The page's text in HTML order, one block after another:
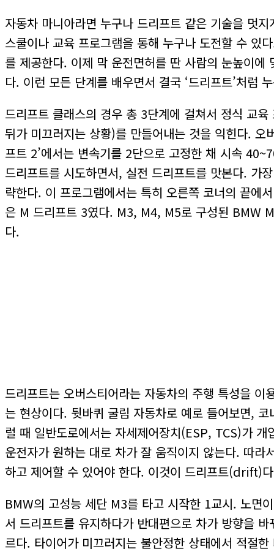
자동차 마니아라면 누구나 드리프트 같은 기술을 멋
스쿨이나 교육 프로그램을 통해 누구나 도전할 수 있
를 제공한다. 이제 막 운전면허를 딴 사람의 눈높이에
다. 이런 모든 단계를 배우면서 결국 ‘드리프트’처럼
드리프트 클래스의 경우 총 3단계에 걸쳐서 정식 교
뒤가 미끄러지는 상황)를 만들어내는 것을 익힌다. 오
프트 2’에서는 변속기를 2단으로 고정한 채 시속
드리프트를 시도하면서, 실전 드리프트를 맛본다. 가
략한다. 이 프로그램에서는 특히 오른쪽 코너의 끝에
은 M 드리프트 3였다. M3, M4, M5로 구성된 BMW
다.
드리프트는 오버스티어라는 자동차의 주행 특성을
는 현상이다. 뒷바퀴 굴림 자동차로 예로 들어보면,
럴 때 일반도로에서는 자세제어장치(ESP, TCS)가
운전자가 원하는 대로 차가 잘 움직이지 않는다. 따
하고 제어할 수 있어야 한다. 이것이 드리프트(drift)
BMW의 고성능 세단 M3를 타고 시작한 1교시. 노면
서 드리프트를 유지하다가 반대편으로 차가 방향을
르다. 타이어가 미끄러지는 불안정한 상태에서 적절